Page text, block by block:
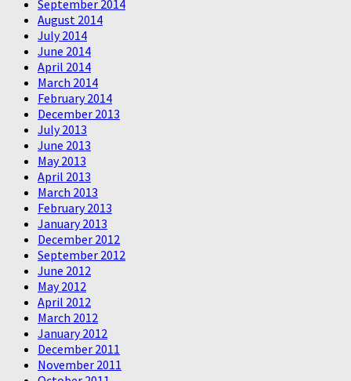
September 2014
August 2014
July 2014
June 2014
April 2014
March 2014
February 2014
December 2013
July 2013
June 2013
May 2013
April 2013
March 2013
February 2013
January 2013
December 2012
September 2012
June 2012
May 2012
April 2012
March 2012
January 2012
December 2011
November 2011